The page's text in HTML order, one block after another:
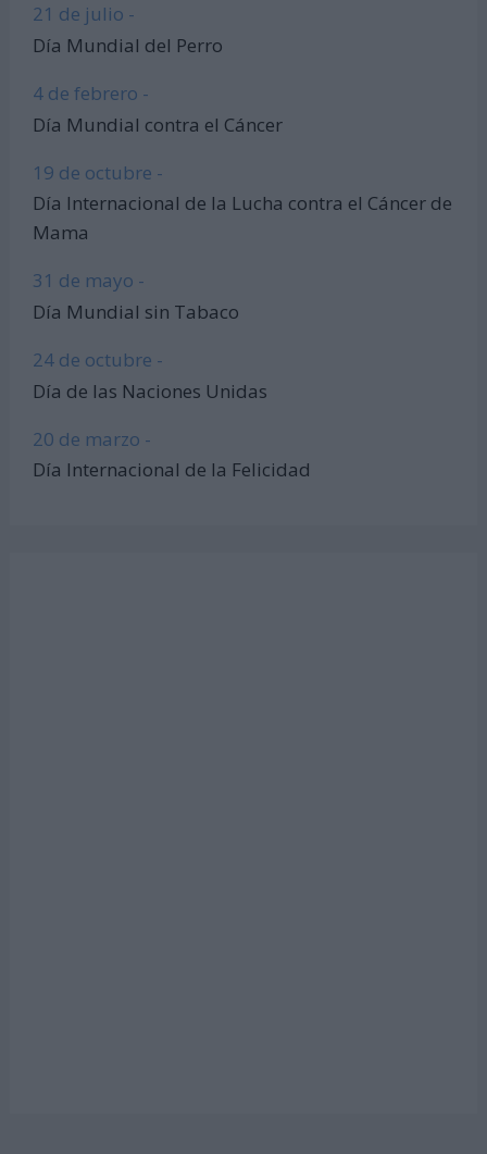
21 de julio -
Día Mundial del Perro
4 de febrero -
Día Mundial contra el Cáncer
19 de octubre -
Día Internacional de la Lucha contra el Cáncer de
Mama
31 de mayo -
Día Mundial sin Tabaco
24 de octubre -
Día de las Naciones Unidas
20 de marzo -
Día Internacional de la Felicidad